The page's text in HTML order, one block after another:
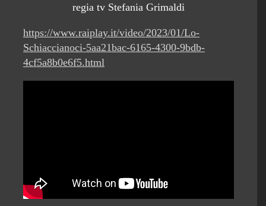
regia tv Stefania Grimaldi
https://www.raiplay.it/video/2023/01/Lo-
Schiaccianoci-5aa21bac-6165-4300-9bdb-
4cf5a8b0e6f5.html